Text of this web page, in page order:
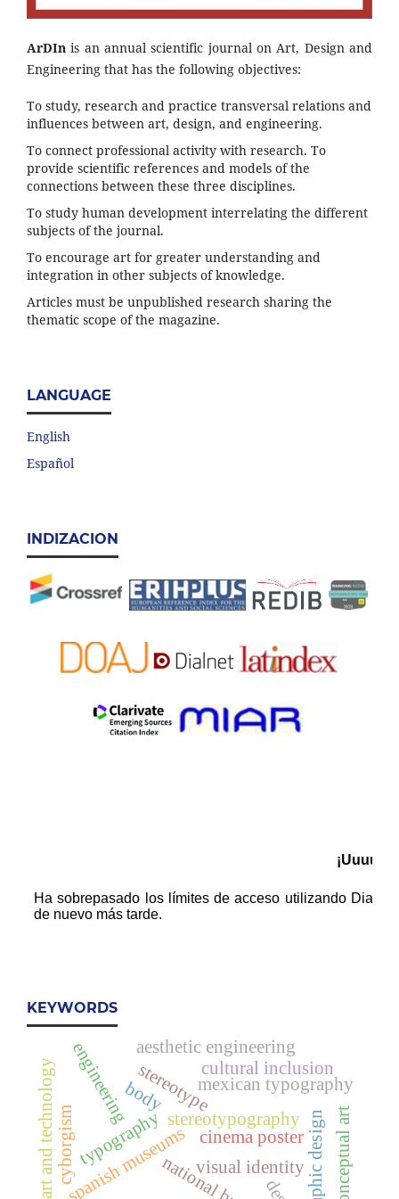
ArDInis an annual scientific journal on Art, Design and
Engineering that has the following objectives:
To study, research and practice transversal relations and
influences between art, design, and engineering.
To connect professional activity with research. To
provide scientific references and models of the
connections between these three disciplines.
To study human development interrelating the different
subjects of the journal.
To encourage art for greater understanding and
integration in other subjects of knowledge.
Articles must be unpublished research sharing the
thematic scope of the magazine.
LANGUAGE
English
Español
INDIZACION
KEYWORDS
stereotypography
stereotype
typography
mexican typography
spanish museums
cultural inclusion
graphic design
visual identity
engineering
cyborgism
art and technology body
aesthetic engineering
cinema poster conceptual art